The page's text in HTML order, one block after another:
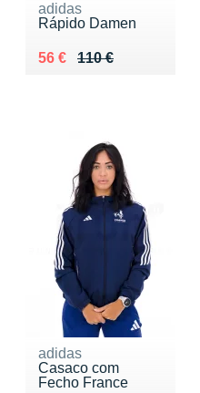
adidas
Rápido Damen
110 €
Au lieu de 110 €
56 €
Vendu 56 €
adidas
Casaco com
Fecho France